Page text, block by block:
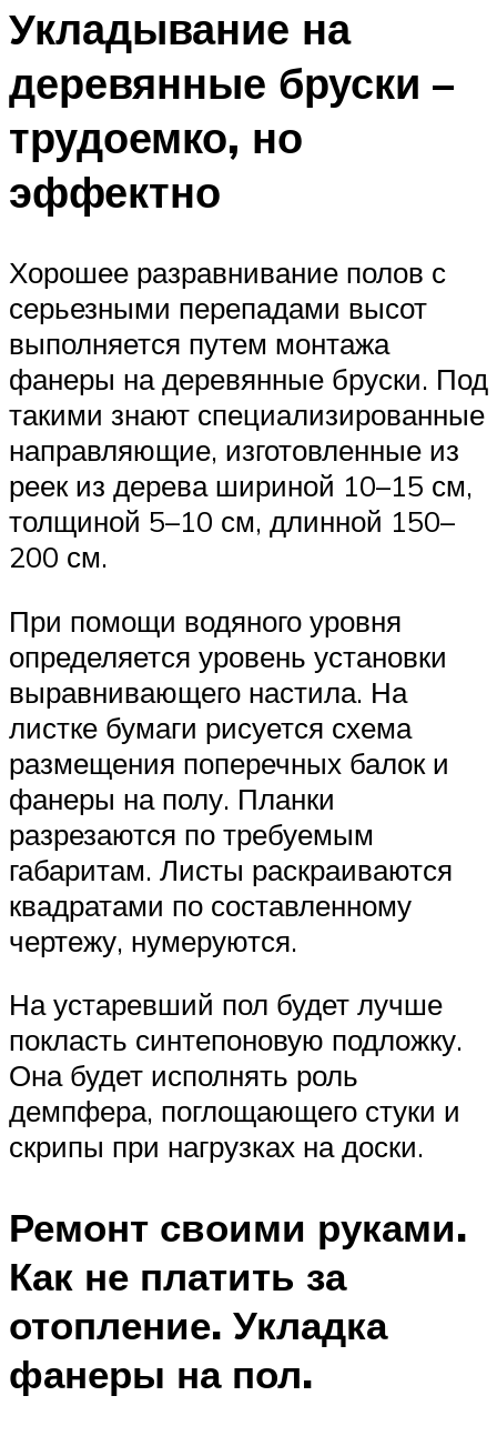
Укладывание на
деревянные бруски –
трудоемко, но
эффектно
Хорошее разравнивание полов с
серьезными перепадами высот
выполняется путем монтажа
фанеры на деревянные бруски. Под
такими знают специализированные
направляющие, изготовленные из
реек из дерева шириной 10–15 см,
толщиной 5–10 см, длинной 150–
200 см.
При помощи водяного уровня
определяется уровень установки
выравнивающего настила. На
листке бумаги рисуется схема
размещения поперечных балок и
фанеры на полу. Планки
разрезаются по требуемым
габаритам. Листы раскраиваются
квадратами по составленному
чертежу, нумеруются.
На устаревший пол будет лучше
покласть синтепоновую подложку.
Она будет исполнять роль
демпфера, поглощающего стуки и
скрипы при нагрузках на доски.
Ремонт своими руками.
Как не платить за
отопление. Укладка
фанеры на пол.